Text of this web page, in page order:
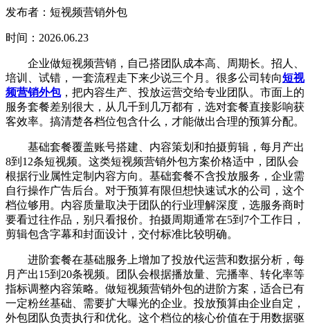
发布者：短视频营销外包
时间：2026.06.23
企业做短视频营销，自己搭团队成本高、周期长。招人、
培训、试错，一套流程走下来少说三个月。很多公司转向短视
频营销外包，把内容生产、投放运营交给专业团队。市面上的
服务套餐差别很大，从几千到几万都有，选对套餐直接影响获
客效率。搞清楚各档位包含什么，才能做出合理的预算分配。
基础套餐覆盖账号搭建、内容策划和拍摄剪辑，每月产出
8到12条短视频。这类短视频营销外包方案价格适中，团队会
根据行业属性定制内容方向。基础套餐不含投放服务，企业需
自行操作广告后台。对于预算有限但想快速试水的公司，这个
档位够用。内容质量取决于团队的行业理解深度，选服务商时
要看过往作品，别只看报价。拍摄周期通常在5到7个工作日，
剪辑包含字幕和封面设计，交付标准比较明确。
进阶套餐在基础服务上增加了投放代运营和数据分析，每
月产出15到20条视频。团队会根据播放量、完播率、转化率等
指标调整内容策略。做短视频营销外包的进阶方案，适合已有
一定粉丝基础、需要扩大曝光的企业。投放预算由企业自定，
外包团队负责执行和优化。这个档位的核心价值在于用数据驱